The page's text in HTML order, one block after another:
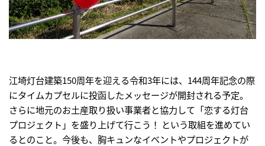
江埼灯台建築150周年を迎える令和3年には、144周年記念の際
にタイムカプセルに投函したメッセージが開封される予定。
さらに地元のお土産取り扱い事業者と協力して「恋する灯台
プロジェクト」を盛り上げて行こう！ という取組を進めてい
るとのこと。今後も、胸キュンなイベントやプロジェクトが